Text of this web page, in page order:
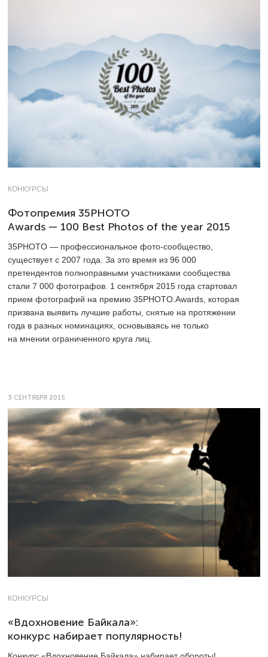
КОНКУРСЫ
Фотопремия 35PHOTO
Awards — 100 Best Photos of the year 2015
35PHOTO — профессиональное фото-сообщество,
существует с 2007 года. За это время из 96 000
претендентов полноправными участниками сообщества
стали 7 000 фотографов. 1 сентября 2015 года стартовал
прием фотографий на премию 35PHOTO.Awards, которая
призвана выявить лучшие работы, снятые на протяжении
года в разных номинациях, основываясь не только
на мнении ограниченного круга лиц.
3 СЕНТЯБРЯ 2015
КОНКУРСЫ
«Вдохновение Байкала»:
конкурс набирает популярность!